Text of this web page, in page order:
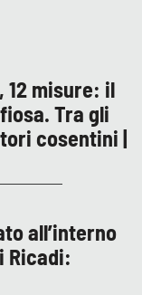
12 misure: il
Tra gli
cosentini |
all’interno
Ricadi: